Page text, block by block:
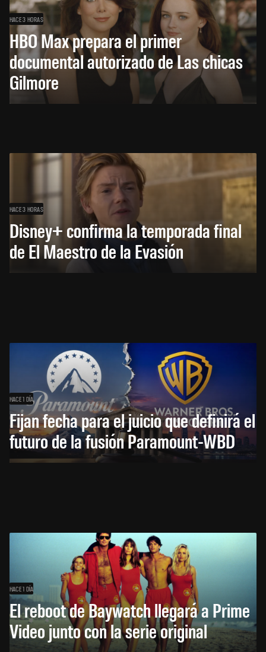
HACE 3 HORAS
HBO Max prepara el primer
documental autorizado de Las chicas
Gilmore
HACE 3 HORAS
Disney+ confirma la temporada final
de El Maestro de la Evasión
HACE 1 DÍA
Fijan fecha para el juicio que definirá el
futuro de la fusión Paramount-WBD
HACE 1 DÍA
El reboot de Baywatch llegará a Prime
Video junto con la serie original